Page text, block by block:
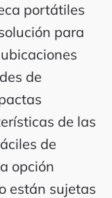
portátiles
para
de
de las
de
opción
están sujetas